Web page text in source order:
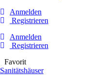
Anmelden
Registrieren
Anmelden
Registrieren
Favorit
Sanitätshäuser